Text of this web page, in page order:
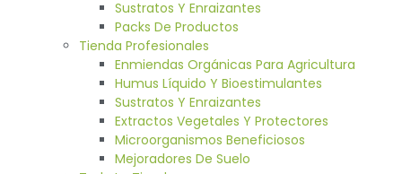
Sustratos Y Enraizantes
Packs De Productos
Tienda Profesionales
Enmiendas Orgánicas Para Agricultura
Humus Líquido Y Bioestimulantes
Sustratos Y Enraizantes
Extractos Vegetales Y Protectores
Microorganismos Beneficiosos
Mejoradores De Suelo